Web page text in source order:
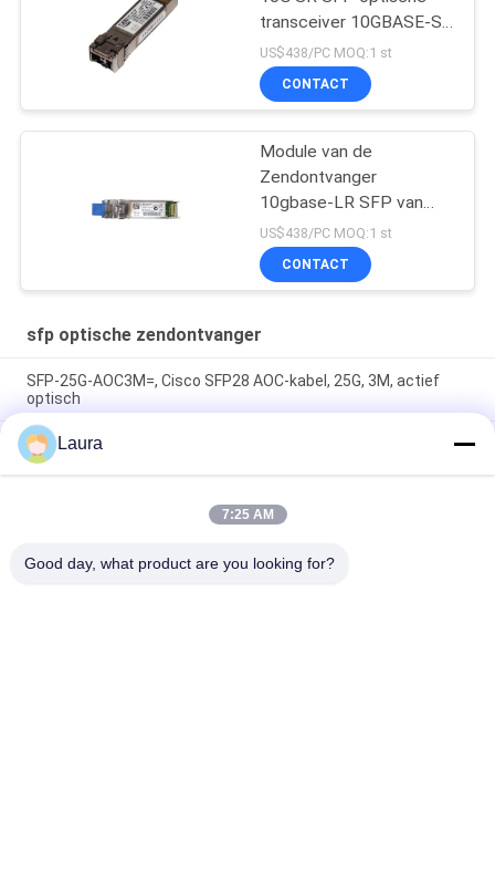
transceiver 10GBASE-SR
SFP-module
US$438/PC MOQ:1 st
CONTACT
Module van de
Zendontvanger
10gbase-LR SFP van
SFP 10G LR SFP de
Optische
US$438/PC MOQ:1 st
CONTACT
sfp optische zendontvanger
SFP-25G-AOC3M=, Cisco SFP28 AOC-kabel, 25G, 3M, actief
optisch
SFP-25G-AOC5M=, Cisco SFP28 AOC-kabel, 25Gbps/actief
optisch/5M lengte
QSFP28 DAC-kabel 100 Gbps Passive Copper Direct Attach
Cable met een lengte van 5 M voor
Laura
7:25 AM
Good day, what product are you looking for?